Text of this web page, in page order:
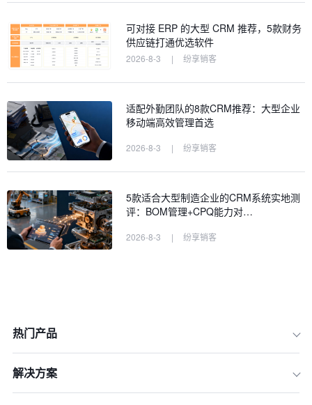
可对接 ERP 的大型 CRM 推荐，5款财务
供应链打通优选软件
2026-8-3 | 纷享销客
适配外勤团队的8款CRM推荐：大型企业
移动端高效管理首选
2026-8-3 | 纷享销客
5款适合大型制造企业的CRM系统实地测
评：BOM管理+CPQ能力对…
2026-8-3 | 纷享销客
热门产品
解决方案